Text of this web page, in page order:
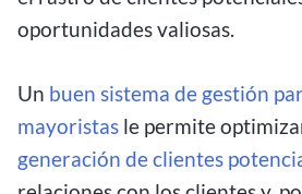
oportunidades valiosas.
Un buen sistema de gestión
mayoristas le permite
generación de clientes